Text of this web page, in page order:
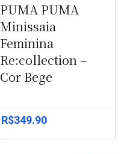
PUMA PUMA
Minissaia
Feminina
Re:collection –
Cor Bege
R$349.90